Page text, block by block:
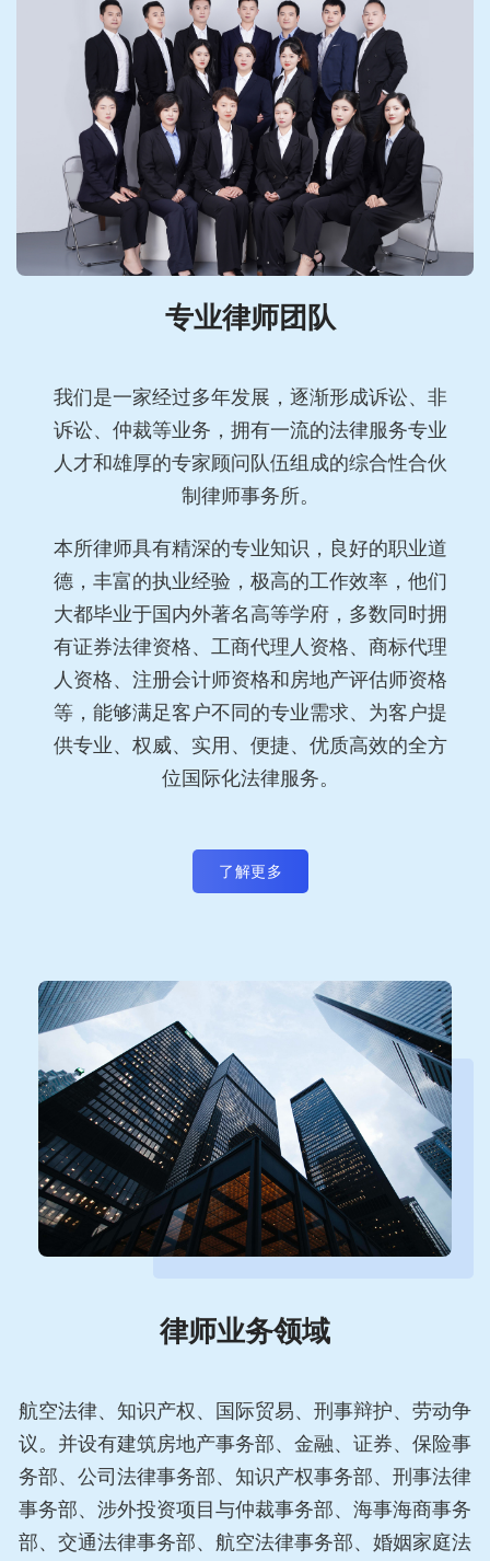
专业律师团队
我们是一家经过多年发展，逐渐形成诉讼、非
诉讼、仲裁等业务，拥有一流的法律服务专业
人才和雄厚的专家顾问队伍组成的综合性合伙
制律师事务所。
本所律师具有精深的专业知识，良好的职业道
德，丰富的执业经验，极高的工作效率，他们
大都毕业于国内外著名高等学府，多数同时拥
有证券法律资格、工商代理人资格、商标代理
人资格、注册会计师资格和房地产评估师资格
等，能够满足客户不同的专业需求、为客户提
供专业、权威、实用、便捷、优质高效的全方
位国际化法律服务。
了解更多
律师业务领域
航空法律、知识产权、国际贸易、刑事辩护、劳动争
议。并设有建筑房地产事务部、金融、证券、保险事
务部、公司法律事务部、知识产权事务部、刑事法律
事务部、涉外投资项目与仲裁事务部、海事海商事务
部、交通法律事务部、航空法律事务部、婚姻家庭法